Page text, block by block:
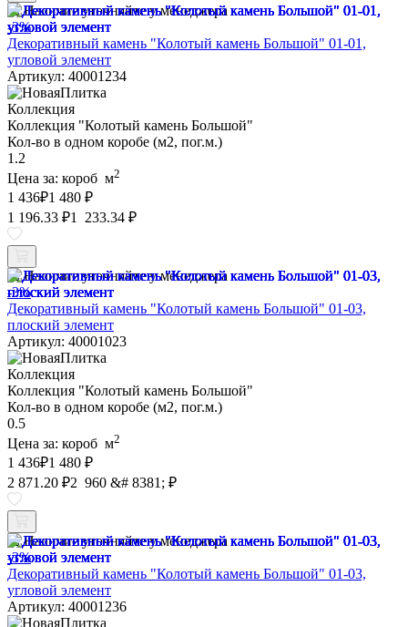
Наличие уточняйте у менеджера
-3%
Декоративный камень "Колотый камень Большой" 01-01,
угловой элемент
Артикул: 40001234
Коллекция
Коллекция "Колотый камень Большой"
Кол-во в одном коробе (м2, пог.м.)
1.2
Цена за: короб м2
1 436₽1 480 ₽
1 196.33 ₽1 233.34 ₽
Наличие уточняйте у менеджера
-3%
Декоративный камень "Колотый камень Большой" 01-03,
плоский элемент
Артикул: 40001023
Коллекция
Коллекция "Колотый камень Большой"
Кол-во в одном коробе (м2, пог.м.)
0.5
Цена за: короб м2
1 436₽1 480 ₽
2 871.20 ₽2 960 &# 8381; ₽
Наличие уточняйте у менеджера
-3%
Декоративный камень "Колотый камень Большой" 01-03,
угловой элемент
Артикул: 40001236